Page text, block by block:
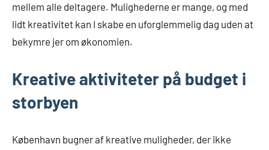
mellem alle deltagere. Mulighederne er mange, og med
lidt kreativitet kan I skabe en uforglemmelig dag uden at
bekymre jer om økonomien.
Kreative aktiviteter på budget i
storbyen
København bugner af kreative muligheder, der ikke